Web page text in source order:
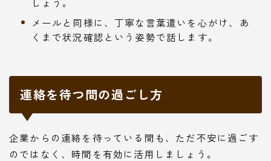
メールと同様に、丁寧な言葉遣いを心がけ、あ
くまで状況確認という姿勢で話します。
連絡を待つ間の過ごし方
企業からの連絡を待っている間も、ただ不安に過ごす
のではなく、時間を有効に活用しましょう。